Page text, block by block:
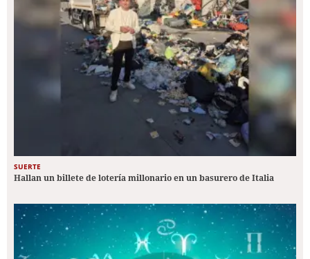
SUERTE
Hallan un billete de lotería millonario en un basurero de Italia